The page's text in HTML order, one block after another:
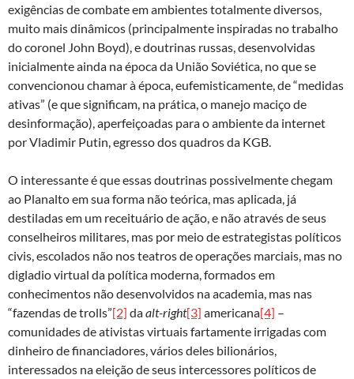
exigências de combate em ambientes totalmente diversos,
muito mais dinâmicos (principalmente inspiradas no trabalho
do coronel John Boyd), e doutrinas russas, desenvolvidas
inicialmente ainda na época da União Soviética, no que se
convencionou chamar à época, eufemisticamente, de “medidas
ativas” (e que significam, na prática, o manejo maciço de
desinformação), aperfeiçoadas para o ambiente da internet
por Vladimir Putin, egresso dos quadros da KGB.
O interessante é que essas doutrinas possivelmente chegam
ao Planalto em sua forma não teórica, mas aplicada, já
destiladas em um receituário de ação, e não através de seus
conselheiros militares, mas por meio de estrategistas políticos
civis, escolados não nos teatros de operações marciais, mas no
digladio virtual da política moderna, formados em
conhecimentos não desenvolvidos na academia, mas nas
“fazendas de trolls”[2] daalt-right[3] americana[4] –
comunidades de ativistas virtuais fartamente irrigadas com
dinheiro de financiadores, vários deles bilionários,
interessados na eleição de seus intercessores políticos de